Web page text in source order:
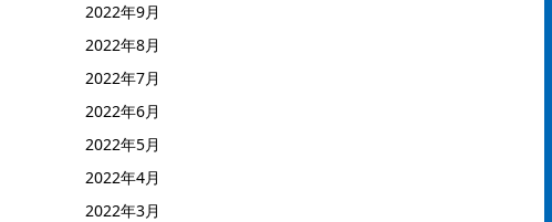
2022年9月
2022年8月
2022年7月
2022年6月
2022年5月
2022年4月
2022年3月